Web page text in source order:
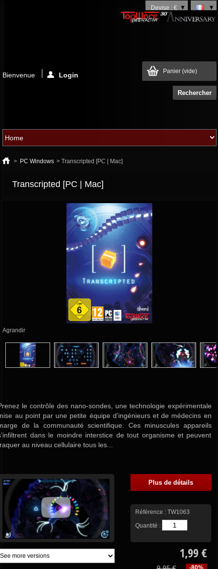
Devise : €
Panier (vide)
Bienvenue Login
> PC Windows > Transcripted [PC | Mac]
Transcripted [PC | Mac]
Agrandir
le contrôle des nano-sondes, une technologie expérimentale
au point par une petite équipe d’ingénieurs et de médecins en
de la communauté scientifique. Ces minuscules appareils
dans le moindre interstice de tout organisme et peuvent
au niveau cellulaire tous les...
Plus de détails
Référence : TW1063
Quantité :
1,99 €
-80%